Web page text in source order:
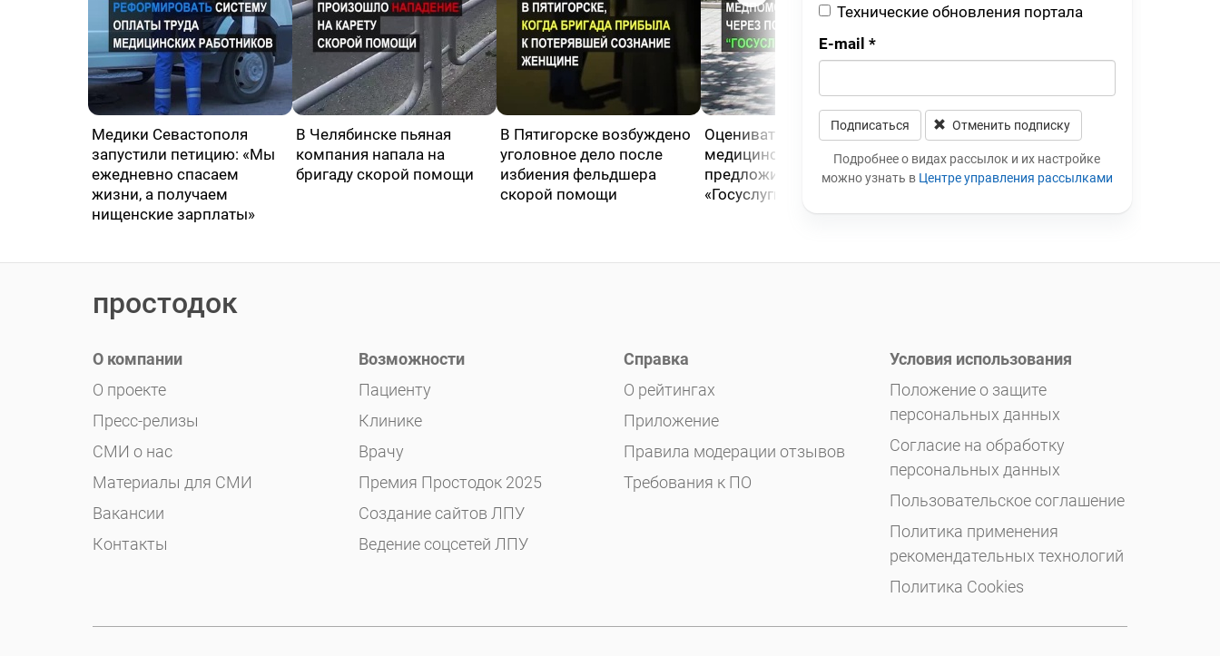
Медики Севастополя
запустили петицию: «Мы
ежедневно спасаем
жизни, а получаем
нищенские зарплаты»
В Челябинске пьяная
компания напала на
бригаду скорой помощи
В Пятигорске возбуждено
уголовное дело после
избиения фельдшера
скорой помощи
Оценивать качество
медицинской помощи
предложили через портал
«Госуслуги»
«Жаловаться бесполезно»:
женщина сняла разруху в
Гатчинской межрайонной
и Бастрыкину
Технические обновления портала
E-mail *
Подписаться Отменить подписку
Leave this field blank
Подробнее о видах рассылок и их настройке
можно узнать в Центре управления рассылками
простодок
О компании
О проекте
Пресс-релизы
СМИ о нас
Материалы для СМИ
Вакансии
Контакты
Возможности
Пациенту
Клинике
Врачу
Премия Простодок 2025
Создание сайтов ЛПУ
Ведение соцсетей ЛПУ
Справка
О рейтингах
Приложение
Правила модерации отзывов
Требования к ПО
Условия использования
Положение о защите
персональных данных
Согласие на обработку
персональных данных
Пользовательское соглашение
Политика применения
рекомендательных технологий
Политика Cookies